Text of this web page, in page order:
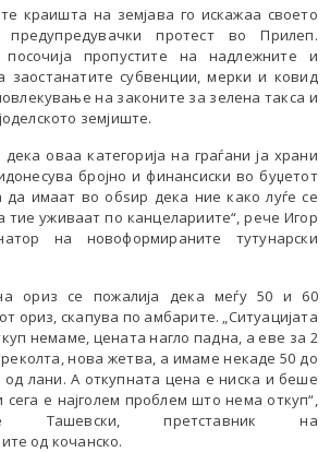
краишта на земјава го искажаа своето
предупредувачки протест во Прилеп.
пропустите на надлежните и
заостанатите субвенции, мерки и ковид
на законите за зелена такса и
земјиште.
оваа категорија на граѓани ја храни
бројно и финансиски во буџетот
имаат во обѕир дека ние како луѓе се
уживаат по канцелариите“, рече Игор
на новоформираните тутунарски
ориз се пожалија дека меѓу 50 и 60
ориз, скапува по амбарите. „Ситуацијата
немаме, цената нагло падна, а еве за 2
нова жетва, а имаме некаде 50 до
од лани. А откупната цена е ниска и беше
сега е најголем проблем што нема откуп“,
Ташевски, претставник на
од кочанско.